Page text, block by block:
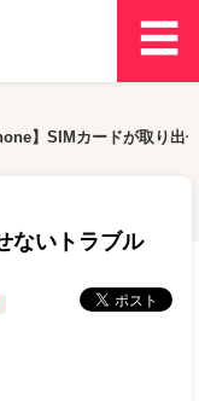
】SIMカードが取り出
ないトラブル